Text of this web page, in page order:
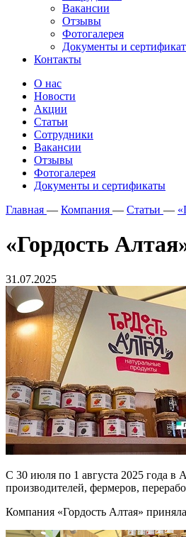
Вакансии
Отзывы
Фотогалерея
Документы и
Контакты
О нас
Новости
Акции
Статьи
Сотрудники
Вакансии
Отзывы
Фотогалерея
Документы и сертификаты
Главная — Компания — Статьи —
«Гордость
31.07.2025
С 30 июля по 1 августа 2025 года в
производителей, фермеров,
Компания «Гордость Алтая»